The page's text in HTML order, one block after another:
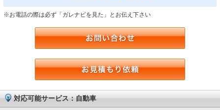
※お電話の際は必ず「ガレナビを見た」とお伝え下さい
対応可能サービス：自動車